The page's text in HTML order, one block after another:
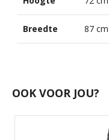
Breedte 87 cm
OOK VOOR JOU?